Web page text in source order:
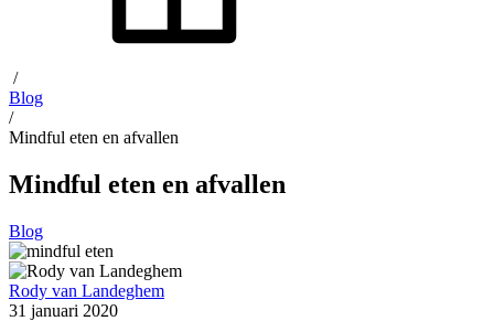
/
Blog
/
Mindful eten en afvallen
Mindful eten en afvallen
Blog
Rody van Landeghem
31 januari 2020